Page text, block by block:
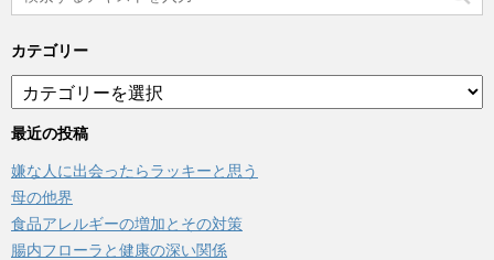
カテゴリー
テ
ゴ
ー
最近の投稿
嫌な人に出会ったらラッキーと思う
母の他界
食品アレルギーの増加とその対策
腸内フローラと健康の深い関係